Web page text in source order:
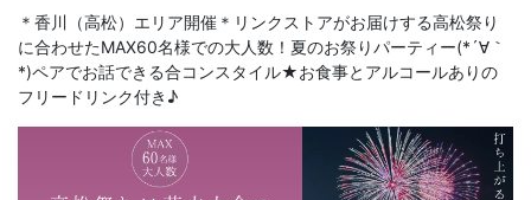
＊香川（高松）エリア開催＊リンクストアがお届けする高松祭り
に合わせたMAX60名様での大人数！夏のお祭りパーティー(*´∀｀
*)ペアでお話できる合コンスタイル★お食事とアルコールありの
フリードリンク付き♪